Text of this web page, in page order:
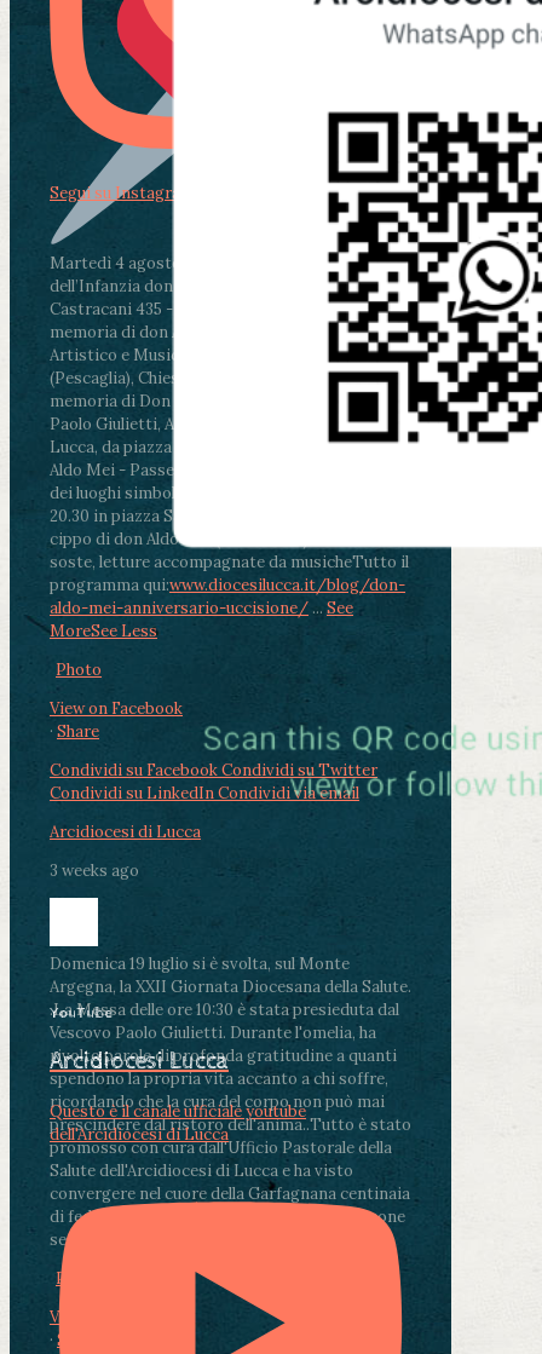
Martedì 4 agosto2026
ore 11:30 - Lucca, Scuola
dell’Infanzia don Aldo Mei - Viale Castruccio
Castracani 435 - Inaugurazione murales in
memoria di don Aldo Mei curato dal Liceo
Artistico e Musicale “Passaglia”
ore 18 - Fiano
(Pescaglia), Chiesa parrocchiale - Messa in
memoria di Don Aldo Mei celebrata da mons.
Paolo Giulietti, Arcivescovo di Lucca
ore 20.30 -
Lucca, da piazza San Michele al Cippo di don
Aldo Mei - Passeggiata della Memoria in alcuni
dei luoghi simbolo della città. Ritrovo alle ore
20.30 in piazza San Michele con conclusione al
cippo di don Aldo Mei (Porta Elisa). Durante le
soste, letture accompagnate da musicheTutto il
programma qui:www.diocesilucca.it/blog/don-
aldo-mei-anniversario-uccisione/ ... See
MoreSee Less
Photo
View on Facebook
· Share
Condividi su FacebookCondividi su Twitter
Condividi su LinkedInCondividi via email
Arcidiocesi di Lucca
3 weeks ago
Domenica 19 luglio si è svolta, sul Monte
Argegna, la XXII Giornata Diocesana della Salute.
.La Messa delle ore 10:30 è stata presieduta dal
Vescovo Paolo Giulietti. Durante l'omelia, ha
rivolto parole di profonda gratitudine a quanti
spendono la propria vita accanto a chi soffre,
ricordando che la cura del corpo non può mai
prescindere dal ristoro dell'anima..Tutto è stato
promosso con cura dall'Ufficio Pastorale della
Salute dell'Arcidiocesi di Lucca e ha visto
convergere nel cuore della Garfagnana centinaia
di fedeli, operatori sanitari, volontari e persone
segnate dalla malattia.
Photo
View on Facebook
· Share
Segui su Instagram
YouTube
Arcidiocesi Lucca
Questo è il canale ufficiale youtube
dell'Arcidiocesi di Lucca